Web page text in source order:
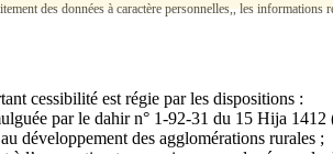
des données à caractère personnelles,, les
cessibilité est régie par les dispositions :
par le dahir n° 1-92-31 du 15 Hija 1412
développement des agglomérations rurales ;